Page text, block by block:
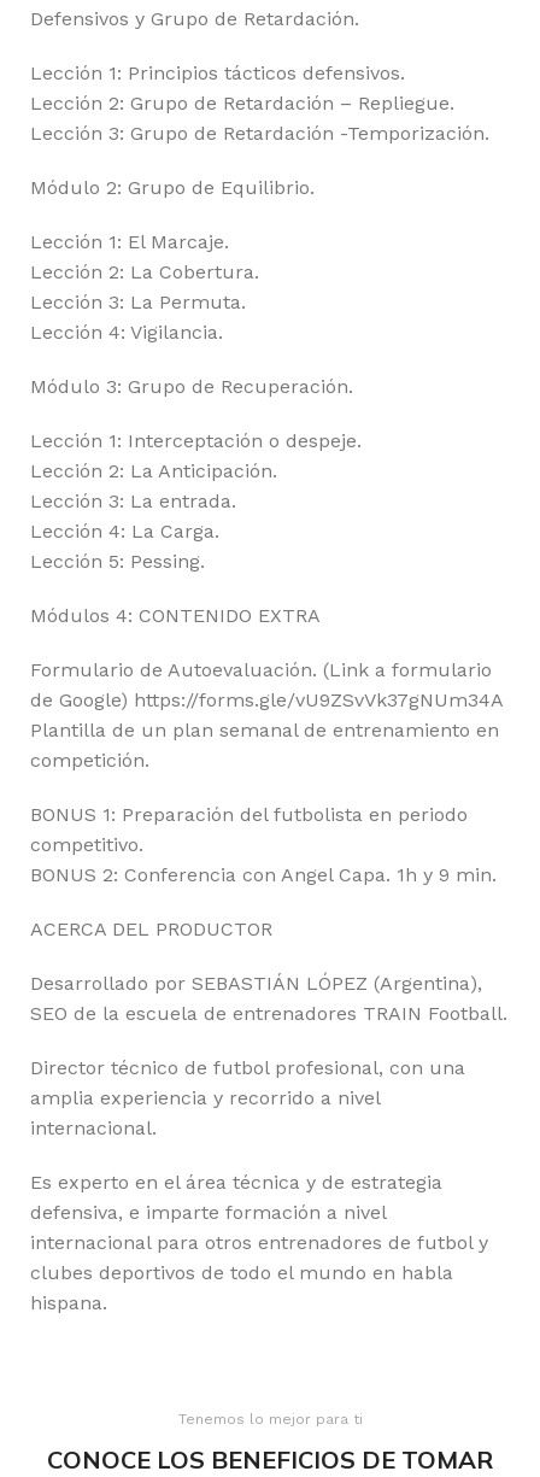
Defensivos y Grupo de Retardación.
Lección 1: Principios tácticos defensivos.
Lección 2: Grupo de Retardación – Repliegue.
Lección 3: Grupo de Retardación -Temporización.
Módulo 2: Grupo de Equilibrio.
Lección 1: El Marcaje.
Lección 2: La Cobertura.
Lección 3: La Permuta.
Lección 4: Vigilancia.
Módulo 3: Grupo de Recuperación.
Lección 1: Interceptación o despeje.
Lección 2: La Anticipación.
Lección 3: La entrada.
Lección 4: La Carga.
Lección 5: Pessing.
Módulos 4: CONTENIDO EXTRA
Formulario de Autoevaluación. (Link a formulario
de Google) https://forms.gle/vU9ZSvVk37gNUm34A
Plantilla de un plan semanal de entrenamiento en
competición.
BONUS 1: Preparación del futbolista en periodo
competitivo.
BONUS 2: Conferencia con Angel Capa. 1h y 9 min.
ACERCA DEL PRODUCTOR
Desarrollado por SEBASTIÁN LÓPEZ (Argentina),
SEO de la escuela de entrenadores TRAIN Football.
Director técnico de futbol profesional, con una
amplia experiencia y recorrido a nivel
internacional.
Es experto en el área técnica y de estrategia
defensiva, e imparte formación a nivel
internacional para otros entrenadores de futbol y
clubes deportivos de todo el mundo en habla
hispana.
Tenemos lo mejor para ti
CONOCE LOS BENEFICIOS DE TOMAR